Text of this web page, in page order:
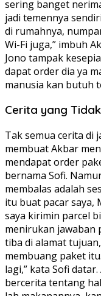
sering banget
jadi temennya
di rumahnya,
Wi-Fi juga,” imbuh
Jono tampak
dapat order dia ya
manusia kan butuh
Cerita yang
Tak semua cerita di
membuat Akbar
mendapat order
bernama Sofi.
membalas adalah
itu buat pacar saya,
saya kirimin parcel
menirukan jawaban
tiba di alamat
membuang paket
lagi,” kata Sofi
bercerita tentang